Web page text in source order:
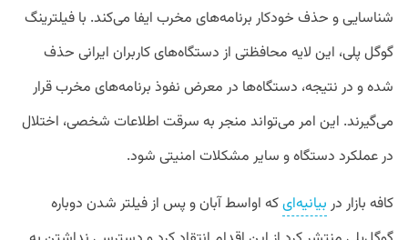
شناسایی و حذف خودکار برنامه‌های مخرب ایفا می‌کند. با فیلترینگ
گوگل پلی، این لایه محافظتی از دستگاه‌های کاربران ایرانی حذف
شده و در نتیجه، دستگاه‌ها در معرض نفوذ برنامه‌های مخرب قرار
می‌گیرند. این امر می‌تواند منجر به سرقت اطلاعات شخصی، اختلال
در عملکرد دستگاه و سایر مشکلات امنیتی شود.
کافه بازار در بیانیه‌ایکه اواسط آبان و پس از فیلتر شدن دوباره